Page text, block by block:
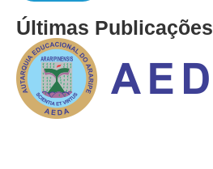
Últimas Publicações